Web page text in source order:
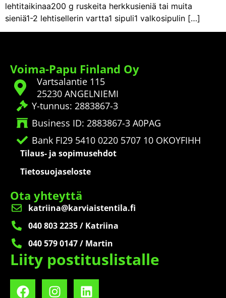
lehtitaikinaa200 g ruskeita herkkusieniä tai muita
sieniä1-2 lehtisellerin vartta1 sipuli1 valkosipulin […]
Voima-Papu Finland Oy
Vartsalantie 115
25230 ANGELNIEMI
Y-tunnus: 2883867-3
Business ID: 2883867-3 A0PAG
Bank FI29 5410 0220 5707 10 OKOYFIHH
Tilaus- ja sopimusehdot
Tietosuojaseloste
Ota yhteyttä
katriina@karviaistentila.fi
040 803 2235 / Katriina
040 579 0147 / Martin
Liity postituslistalle